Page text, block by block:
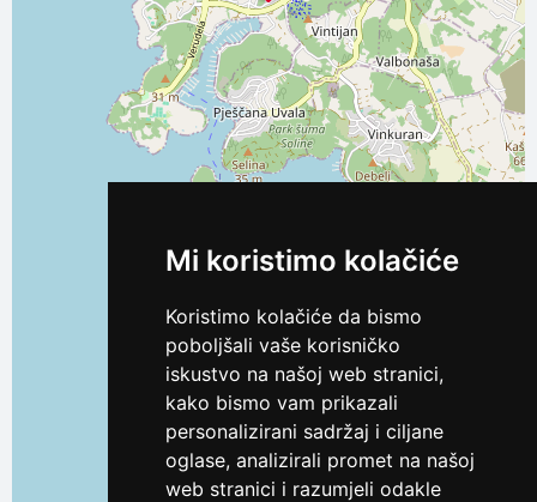
Mi koristimo kolačiće
Koristimo kolačiće da bismo
poboljšali vaše korisničko
iskustvo na našoj web stranici,
kako bismo vam prikazali
personalizirani sadržaj i ciljane
oglase, analizirali promet na našoj
web stranici i razumjeli odakle